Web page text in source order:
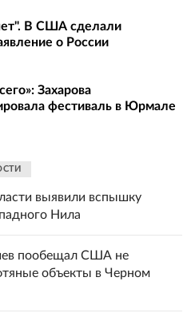
В США сделали
о России
Захарова
фестиваль в Юрмале
выявили вспышку
Нила
пообещал США не
объекты в Черном